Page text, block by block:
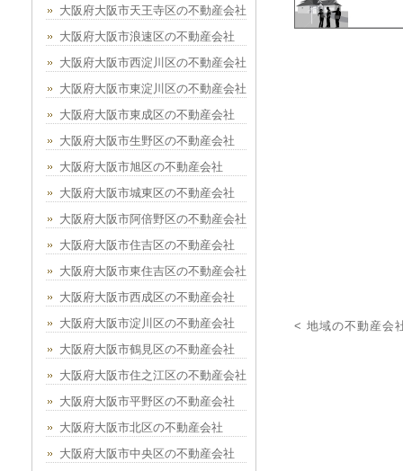
< 地域の不動産会
大阪府大阪市天王寺区の不動産会社
大阪府大阪市浪速区の不動産会社
大阪府大阪市西淀川区の不動産会社
大阪府大阪市東淀川区の不動産会社
大阪府大阪市東成区の不動産会社
大阪府大阪市生野区の不動産会社
大阪府大阪市旭区の不動産会社
大阪府大阪市城東区の不動産会社
大阪府大阪市阿倍野区の不動産会社
大阪府大阪市住吉区の不動産会社
大阪府大阪市東住吉区の不動産会社
大阪府大阪市西成区の不動産会社
大阪府大阪市淀川区の不動産会社
大阪府大阪市鶴見区の不動産会社
大阪府大阪市住之江区の不動産会社
大阪府大阪市平野区の不動産会社
大阪府大阪市北区の不動産会社
大阪府大阪市中央区の不動産会社